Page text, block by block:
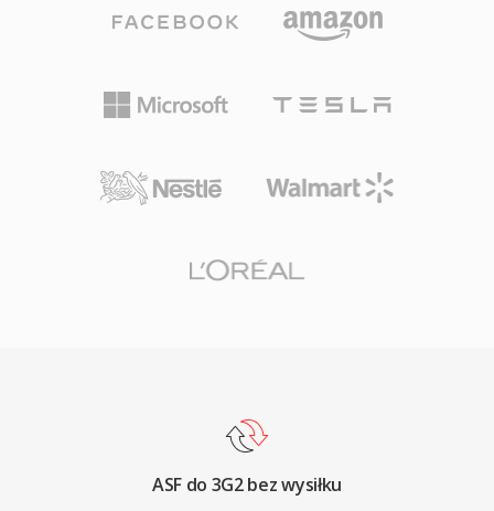
uczynilo ASF popularnym wyborem do
komercyjnej dystrybucji tresci we wczesnych
wiele zsynchronizowanych strumieni, w tym
metadanych. Choc ASF zostal w duzej mierze
zastapiony przez nowocesniejsze kontenery w
starszych ekosystemach mediow Windows i
obslugi wiadomosci multimedialnych i
na CDMA. Pliki 3G2 sa przystosowane do
warunkow ekstremalnie niskiej przepustowosci,
szybkosciach transmisji nawet 30-60 kbps.
o ograniczonej mocy obliczeniowej i pamieci.
CDMA z polowy lat 2000., zapewniajaca
urzadzen mobilnych. Choc nowsze formaty,
ASF do 3G2 bez wysiłku